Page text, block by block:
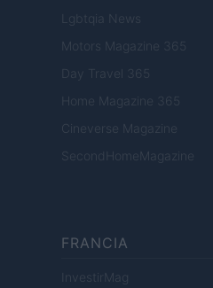
Lgbtqia News
Motors Magazine 365
Day Travel 365
Home Magazine 365
Cineverse Magazine
SecondHomeMagazine
FRANCIA
InvestirMag